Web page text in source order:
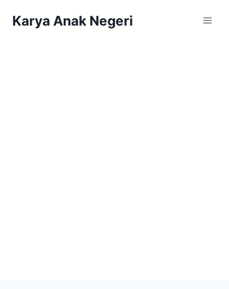
Karya Anak Negeri